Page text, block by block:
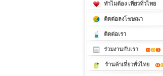
ทำไมต้อง เที่ยวทั่วไทย
ติดต่อลงโฆษณา
ติดต่อเรา
ร่วมงานกับเรา
ร้านค้าเที่ยวทั่วไทย